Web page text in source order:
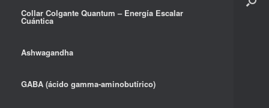
Collar Colgante Quantum – Energía Escalar
Cuántica
Ashwagandha
GABA (ácido gamma-aminobutírico)